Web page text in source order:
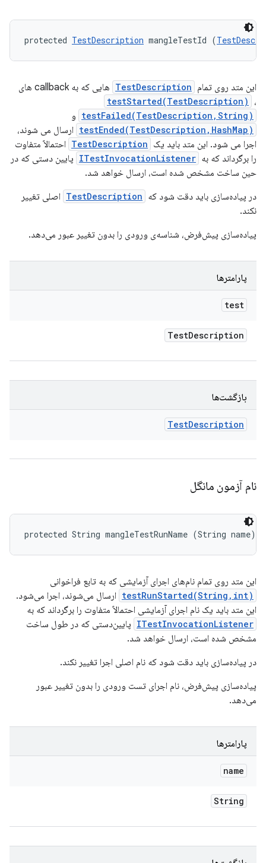
protected TestDescription mangleTestId (
این متد روی تمام TestDescription هایی که به callback های
testStarted(TestDescription) ،
testFailed(TestDescription,String) و
testEnded(TestDescription,HashMap) ارسال می شوند،
اجرا می شود. این متد باید یک TestDescription احتمالاً متفاوت
را برگرداند که به ITestInvocationListener پایین دستی که در
حین ساخت مشخص شده است، ارسال خواهد شد.
در پیاده‌سازی باید دقت شود که TestDescription اصلی تغییر
نکند.
پیاده‌سازی پیش‌فرض، شناسه‌ی ورودی را بدون تغییر عبور می‌دهد.
پارامترها
test
TestDescription
بازگشت‌ها
TestDescription
نام آزمون مانگل
protected String mangleTestRunName (String name)
این متد روی تمام نام‌های اجرای آزمایشی که به تابع فراخوانی
testRunStarted(String,int) ارسال می‌شوند، اجرا می‌شود.
این متد باید یک نام اجرای آزمایشی احتمالاً متفاوت را برگرداند که به
ITestInvocationListener پایین‌دستی که در طول ساخت
مشخص شده است، ارسال خواهد شد.
در پیاده‌سازی باید دقت شود که نام اصلی اجرا تغییر نکند.
پیاده‌سازی پیش‌فرض، نام اجرای تست ورودی را بدون تغییر عبور
می‌دهد.
پارامترها
name
String